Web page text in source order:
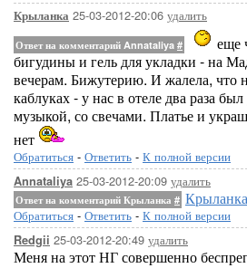
Крыланка 25-03-2012-20:06 удалить
Ответ на комментарий Annataliya #
еще
бигудины и гель для укладки - на
вечерам. Бижутерию. И жалела, что
каблуках - у нас в отеле два раза
музыкой, со свечами. Платье и
нет
Обратиться - Ответить - К полной версии
Annataliya 25-03-2012-20:09 удалить
Ответ на комментарий Крыланка # Крыланка
Обратиться - Ответить - К полной версии
Redgii 25-03-2012-20:49 удалить
Меня на этот НГ совершенно